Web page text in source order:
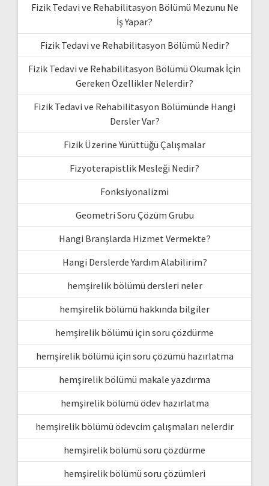
Fizik Tedavi ve Rehabilitasyon Bölümü Mezunu Ne
İş Yapar?
Fizik Tedavi ve Rehabilitasyon Bölümü Nedir?
Fizik Tedavi ve Rehabilitasyon Bölümü Okumak İçin
Gereken Özellikler Nelerdir?
Fizik Tedavi ve Rehabilitasyon Bölümünde Hangi
Dersler Var?
Fizik Üzerine Yürüttüğü Çalışmalar
Fizyoterapistlik Mesleği Nedir?
Fonksiyonalizmi
Geometri Soru Çözüm Grubu
Hangi Branşlarda Hizmet Vermekte?
Hangi Derslerde Yardım Alabilirim?
hemşirelik bölümü dersleri neler
hemşirelik bölümü hakkında bilgiler
hemşirelik bölümü için soru çözdürme
hemşirelik bölümü için soru çözümü hazırlatma
hemşirelik bölümü makale yazdırma
hemşirelik bölümü ödev hazırlatma
hemşirelik bölümü ödevcim çalışmaları nelerdir
hemşirelik bölümü soru çözdürme
hemşirelik bölümü soru çözümleri